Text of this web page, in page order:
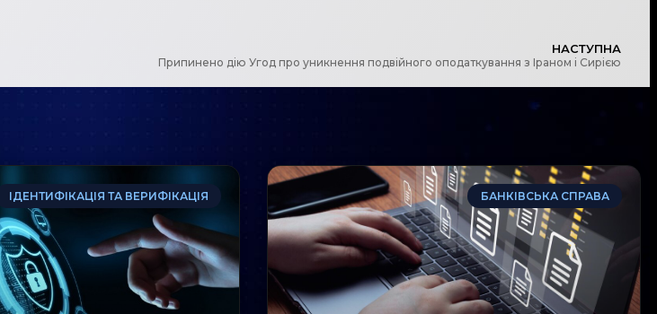
НАСТУПНА
Припинено дію Угод про уникнення подвійного оподаткування з Іраном і Сирією
ІДЕНТИФІКАЦІЯ ТА ВЕРИФІКАЦІЯ БАНКІВСЬКА СПРАВА